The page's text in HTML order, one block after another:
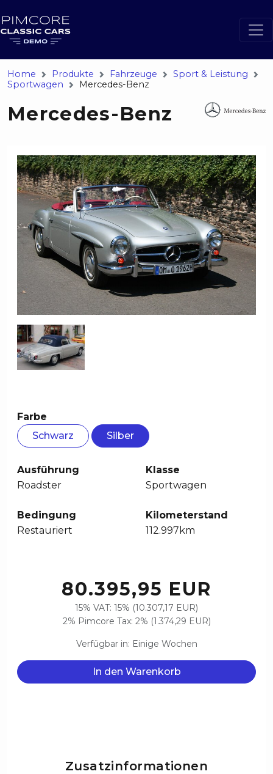
Home Produkte Fahrzeuge
Sport & Leistung
Sportwagen
Mercedes-Benz
Mercedes-Benz
Farbe
Schwarz
Silber
Ausführung
Roadster
Klasse
Sportwagen
Bedingung
Restauriert
Kilometerstand
112.997km
80.395,95 EUR
15% VAT: 15% (10.307,17 EUR)
2% Pimcore Tax: 2% (1.374,29 EUR)
Verfügbar in: Einige Wochen
In den Warenkorb
Zusatzinformationen